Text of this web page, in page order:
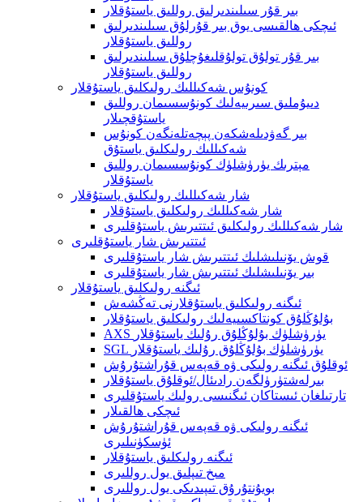
بىر قۇر سىلىندىرلىق روللىق ياستۇقلار
ئىچكى ھالقىسى يوق بىر قۇرلۇق سىلىندىرلىق
روللىق ياستۇقلار
بىر قۇر تولۇق تولۇقلىغۇچلۇق سىلىندىرلىق
روللىق ياستۇقلار
كونۇس شەكىللىك رولىكلىق ياستۇقلار
دىيۇملىق سىرىيەلىك كونۇسسىمان روللىق
ياستۇقچىلار
بىر گەۋدىلەشكەن پېچەتلەنگەن كونۇس
شەكىللىك رولىكلىق ياستۇق
مېترىك يۈرۈشلۈك كونۇسسىمان روللىق
ياستۇقلار
شار شەكىللىك رولىكلىق ياستۇقلار
شار شەكىللىك رولىكلىق ياستۇقلار
شار شەكىللىك رولىكلىق ئىتتىرىش ياستۇقلىرى
ئىتتىرىش شار ياستۇقلىرى
قوش يۆنىلىشلىك ئىتتىرىش شار ياستۇقلىرى
بىر يۆنىلىشلىك ئىتتىرىش شار ياستۇقلىرى
ئىگنە رولىكلىق ياستۇقلار
ئىگنە رولىكلىق ياستۇقلارنى تەڭشەش
بۇلۇڭلۇق كونتاكسىيەلىك رولىكلىق ياستۇقلار
AXS يۈرۈشلۈك بۇلۇڭلۇق رۇلىك ياستۇقلار
SGL يۈرۈشلۈك بۇلۇڭلۇق رۇلىك ياستۇقلار
ئوقلۇق ئىگنە رولىكى ۋە قەپەس قۇراشتۇرۇش
بىرلەشتۈرۈلگەن رادىئال/ئوقلۇق ياستۇقلار
تارتىلغان ئىستاكان ئىگنىسى رولىك ياستۇقلىرى
ئىچكى ھالقىلار
ئىگنە رولىكى ۋە قەپەس قۇراشتۇرۇش
ئۈسكۈنىلىرى
ئىگنە رولىكلىق ياستۇقلار
مىخ تىپلىق يول روللىرى
بويۇنتۇرۇق تىپىدىكى يول روللىرى